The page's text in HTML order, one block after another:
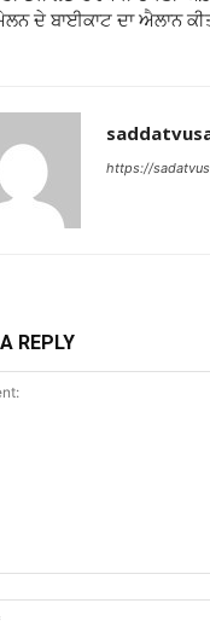
ਦੇ ਬਾਈਕਾਟ ਦਾ ਐਲਾਨ
https://
REPLY